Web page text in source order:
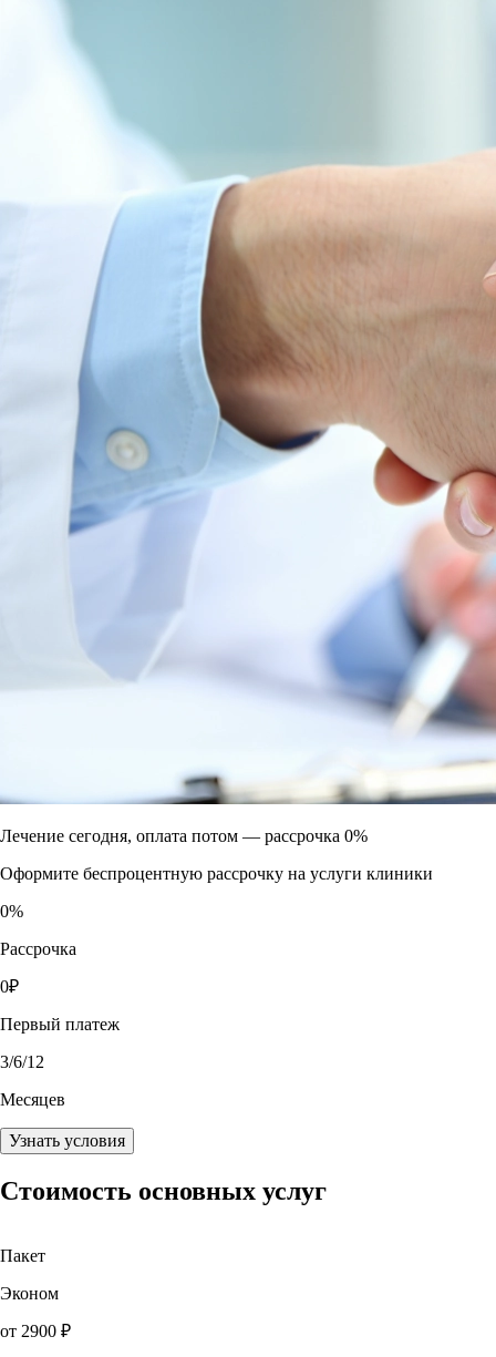
Лечение сегодня, оплата потом — рассрочка 0%
Оформите беспроцентную рассрочку на услуги клиники
0%
Рассрочка
0₽
Первый платеж
3/6/12
Месяцев
Узнать условия
Стоимость основных услуг
Пакет
Эконом
от 2900 ₽